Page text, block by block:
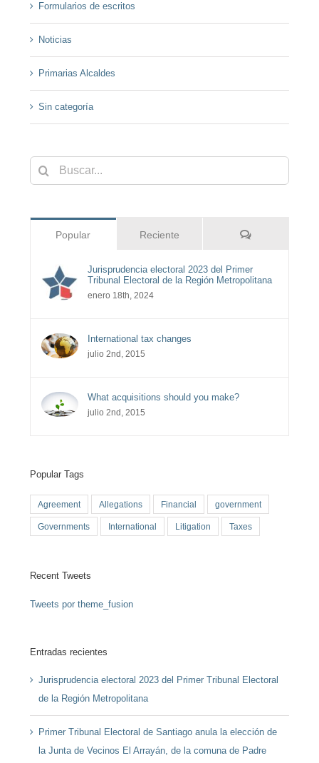
Formularios de escritos
Noticias
Primarias Alcaldes
Sin categoría
Buscar:
Popular Reciente Comentarios
Jurisprudencia electoral 2023 del Primer
Tribunal Electoral de la Región Metropolitana
enero 18th, 2024
International tax changes
julio 2nd, 2015
What acquisitions should you make?
julio 2nd, 2015
Popular Tags
Agreement Allegations Financial government
Governments International Litigation Taxes
Recent Tweets
Tweets por theme_fusion
Entradas recientes
Jurisprudencia electoral 2023 del Primer Tribunal Electoral
de la Región Metropolitana
Primer Tribunal Electoral de Santiago anula la elección de
la Junta de Vecinos El Arrayán, de la comuna de Padre